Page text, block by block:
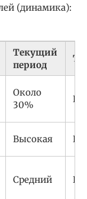
(динамика):
Текущий
период
Около
30%
Высокая
Средний